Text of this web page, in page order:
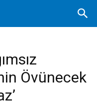
Övünecek